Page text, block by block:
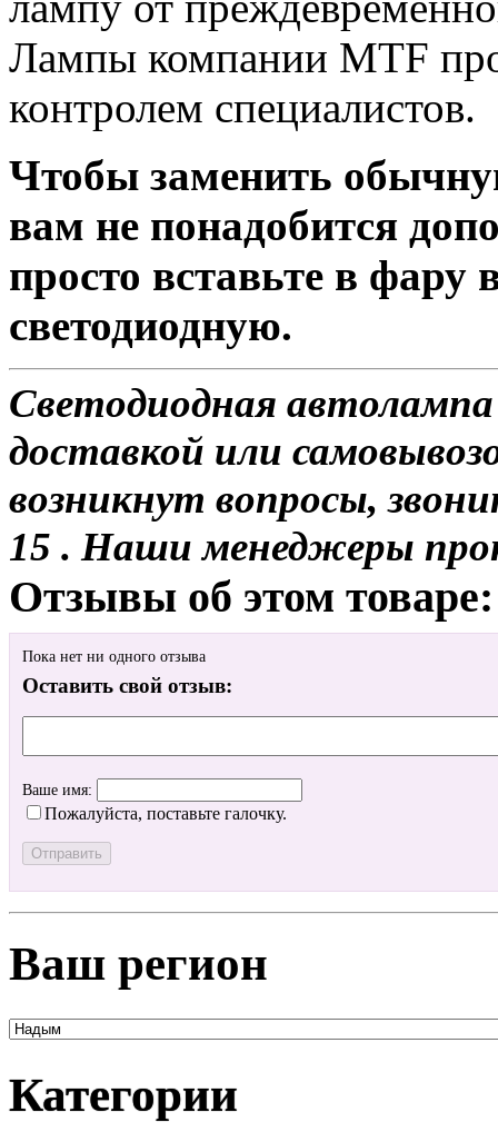
Лампы компании MTF
контролем специалистов.
Чтобы заменить
вам не понадобится
просто вставьте в
светодиодную.
Светодиодная
доставкой или
возникнут вопросы,
15 . Наши менеджеры
Отзывы об этом товаре:
Пока нет ни одного отзыва
Оставить свой отзыв:
Ваше имя:
Пожалуйста, поставьте галочку.
Ваш регион
Категории